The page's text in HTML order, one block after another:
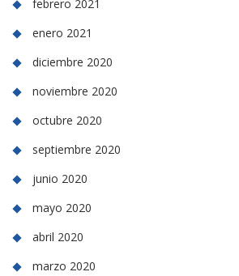
febrero 2021
enero 2021
diciembre 2020
noviembre 2020
octubre 2020
septiembre 2020
junio 2020
mayo 2020
abril 2020
marzo 2020